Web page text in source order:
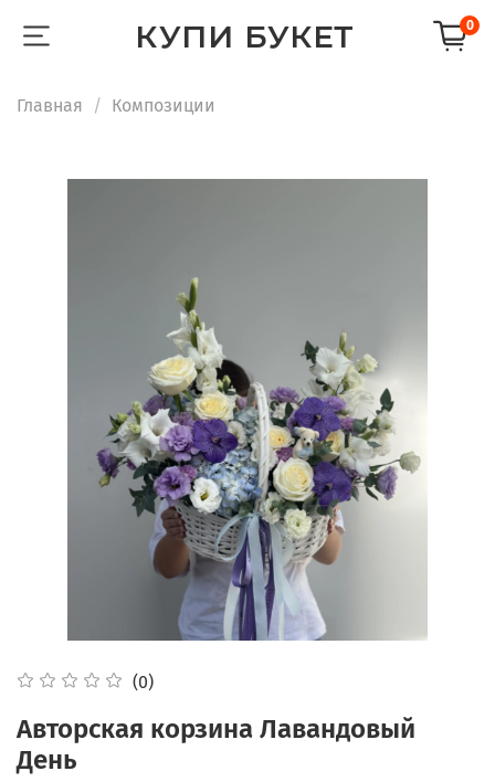
КУПИ БУКЕТ 0
Главная Композиции
(0)
Авторская корзина Лавандовый
День